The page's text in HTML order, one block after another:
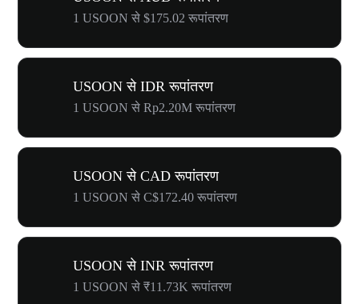
1 USOON से $175.02 रूपांतरण
USOON से IDR रूपांतरण
1 USOON से Rp2.20M रूपांतरण
USOON से CAD रूपांतरण
1 USOON से C$172.40 रूपांतरण
USOON से INR रूपांतरण
1 USOON से ₹11.73K रूपांतरण